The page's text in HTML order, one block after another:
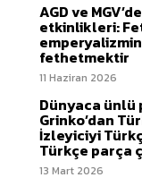
AGD ve
etkinlikleri:
fethetmektir
11 Haziran 2026
Dünyaca ünlü
Grinko’dan
İzleyiciyi
Türkçe parça
13 Mart 2026